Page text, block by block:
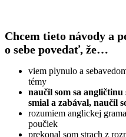
Chcem tieto návody a
o sebe povedať, že…
viem plynulo a
témy
naučil som sa
smial a zabával, naučil
rozumiem anglickej
poučiek
prekonal som strach z